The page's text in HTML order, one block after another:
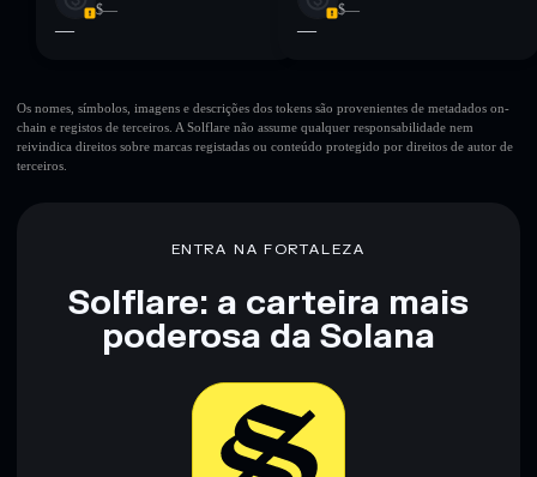
$—
—
$—
—
Os nomes, símbolos, imagens e descrições dos tokens são provenientes de metadados on-
chain e registos de terceiros. A Solflare não assume qualquer responsabilidade nem
reivindica direitos sobre marcas registadas ou conteúdo protegido por direitos de autor de
terceiros.
ENTRA NA FORTALEZA
Solflare: a carteira mais
poderosa da Solana